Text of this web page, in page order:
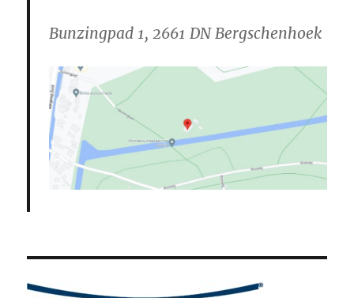
Bunzingpad 1, 2661 DN Bergschenhoek